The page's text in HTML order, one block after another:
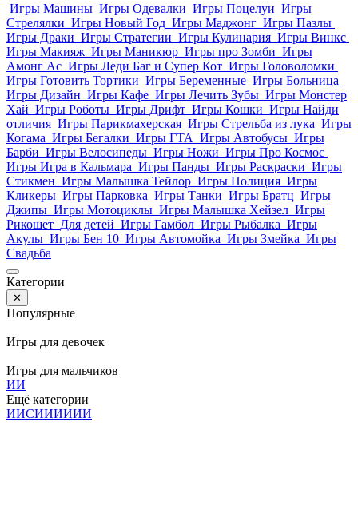
Игры Машины Игры Одевалки Игры Поцелуи Игры
Стрелялки Игры Новый Год Игры Маджонг Игры Пазлы
Игры Драки Игры Стратегии Игры Кулинария Игры Винкс
Игры Макияж Игры Маникюр Игры про Зомби Игры
Амонг Ас Игры Леди Баг и Супер Кот Игры Головоломки
Игры Готовить Тортики Игры Беременные Игры Больница
Игры Дизайн Игры Кафе Игры Лечить Зубы Игры Монстер
Хай Игры Роботы Игры Дрифт Игры Кошки Игры Найди
отличия Игры Парикмахерская Игры Стрельба из лука Игры
Когама Игры Бегалки Игры ГТА Игры Автобусы Игры
Барби Игры Велосипеды Игры Ножи Игры Про Космос
Игры Игра в Кальмара Игры Панды Игры Раскраски Игры
Стикмен Игры Малышка Тейлор Игры Полиция Игры
Кликеры Игры Парковка Игры Танки Игры Братц Игры
Джипы Игры Мотоциклы Игры Малышка Хейзел Игры
Рикошет Для детей Игры Гамбол Игры Рыбалка Игры
Акулы Игры Бен 10 Игры Автомойка Игры Змейка Игры
Свадьба
Категории
✕
Популярные
Игры для девочек
Игры для мальчиков
ИИ
Ещё категории
ИИСИИИИИИ